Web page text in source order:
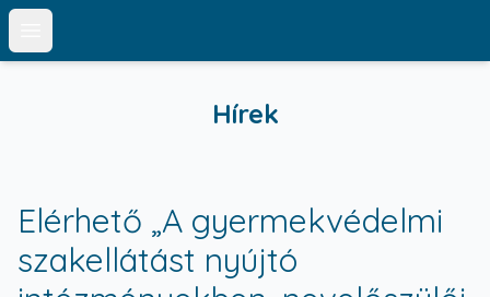
Open main menu
Hírek
Elérhető „A gyermekvédelmi
szakellátást nyújtó